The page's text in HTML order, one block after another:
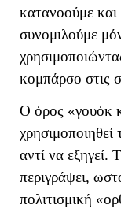
κατανοούμε και
συνομιλούμε
κομπάρσο στις
Ο όρος «γουόκ
αντί να εξηγεί.
περιγράψει,
πολιτισμική